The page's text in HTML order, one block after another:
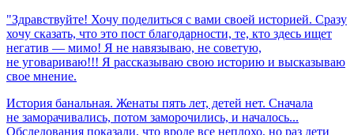
"Здравствуйте! Хочу поделиться с вами своей историей. Сразу
хочу сказать, что это пост благодарности, те, кто здесь ищет
негатив — мимо! Я не навязываю, не советую,
не уговариваю!!! Я рассказываю свою историю и высказываю
свое мнение.
История банальная. Женаты пять лет, детей нет. Сначала
не заморачивались, потом заморочились, и началось...
Обследования показали, что вроде все неплохо, но раз дети